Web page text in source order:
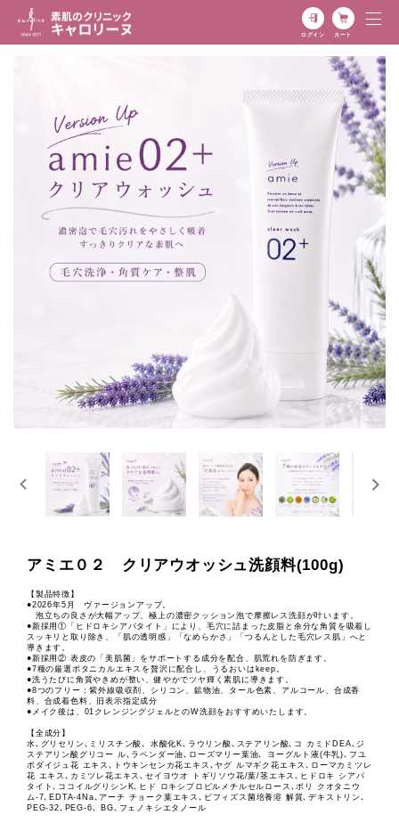
ログイン カート
アミエ０２ クリアウオッシュ洗顔料(100g)
【製品特徴】
●2026年5月 ヴァージョンアップ。
泡立ちの良さが大幅アップ、極上の濃密クッション泡で摩擦レス洗顔が叶います。
●新採用①「ヒドロキシアパタイト」により、毛穴に詰まった皮脂と余分な角質を吸着し
スッキリと取り除き、「肌の透明感」「なめらかさ」「つるんとした毛穴レス肌」へと
導きます。
●新採用② 表皮の「美肌菌」をサポートする成分を配合、肌荒れを防ぎます。
●7種の厳選ボタニカルエキスを贅沢に配合し、うるおいはkeep。
●洗うたびに角質やきめが整い、健やかでツヤ輝く素肌に導きます。
●8つのフリー：紫外線吸収剤、シリコン、鉱物油、タール色素、アルコール、合成香
料、合成着色料、旧表示指定成分
●メイク後は、01クレンジングジェルとのW洗顔をおすすめいたします。
【全成分】
水､グリセリン､ミリスチン酸､ 水酸化K､ラウリン酸､ステアリン酸､コ カミドDEA､ジ
ステアリン酸グリコー ル､ラベンダー油､ローズマリー葉油､ ヨーグルト液(牛乳)､フユ
ボダイジュ花 エキス､トウキンセンカ花エキス､ヤグ ルマギク花エキス､ローマカミツレ
花 エキス､カミツレ花エキス､セイヨウオ トギリソウ花/葉/茎エキス､ヒドロキ シアパ
タイト､ココイルグリシンK､ヒド ロキシプロピルメチルセルロース､ポリ クオタニウ
ム-7､EDTA-4Na､アーチ チョーク葉エキス､ビフィズス菌培養溶 解質､デキストリン､
PEG-32､PEG-6､ BG､フェノキシエタノール